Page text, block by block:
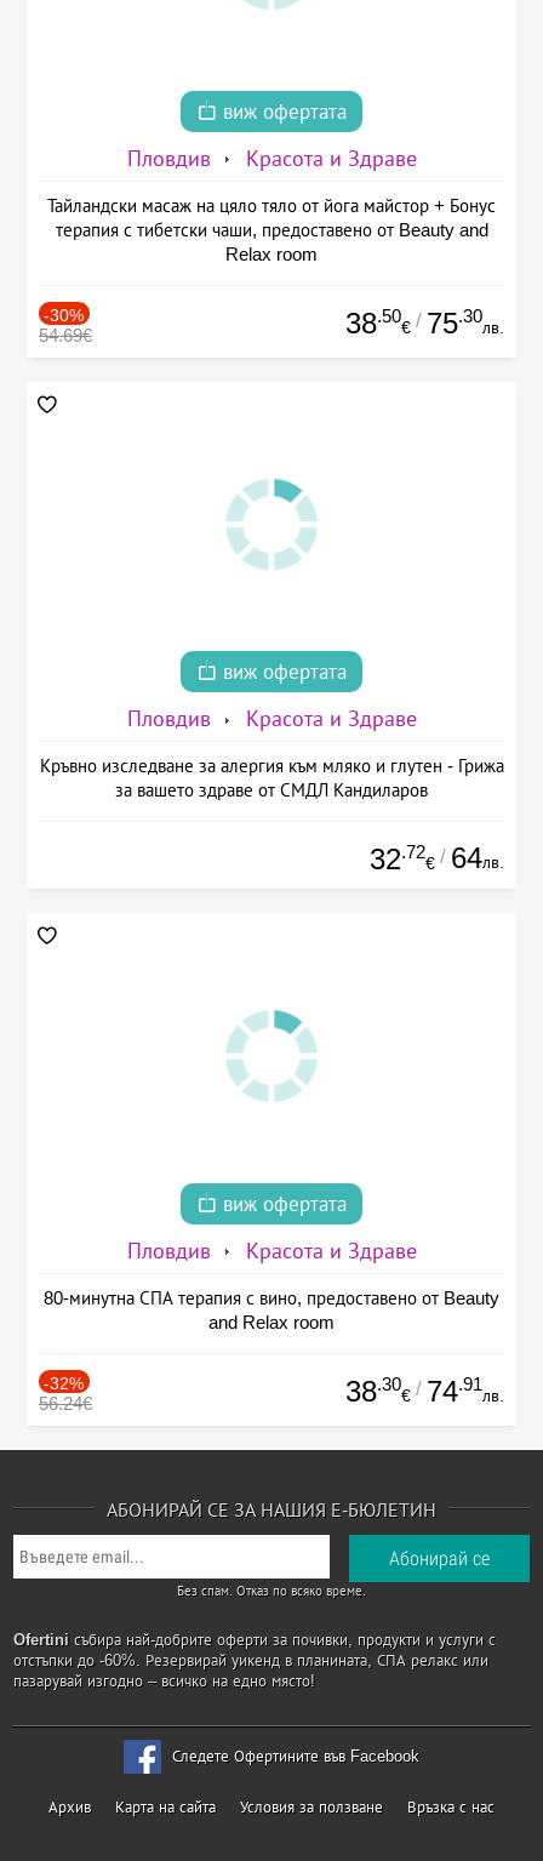
виж офертата
Пловдив Красота и Здраве
Тайландски масаж на цяло тяло от йога майстор + Бонус
терапия с тибетски чаши, предоставено от Beauty and
Relax room
-30%
54.69€ 38.50
€ / 75.30
лв.
виж офертата
Пловдив Красота и Здраве
Кръвно изследване за алергия към мляко и глутен - Грижа
за вашето здраве от СМДЛ Кандиларов
32.72
€ / 64лв.
виж офертата
Пловдив Красота и Здраве
80-минутна СПА терапия с вино, предоставено от Beauty
and Relax room
-32%
56.24€ 38.30
€ / 74.91
лв.
АБОНИРАЙ СЕ ЗА НАШИЯ Е-БЮЛЕТИН
Без спам. Отказ по всяко време.
Ofertini събира най-добрите оферти за почивки, продукти и услуги с
отстъпки до -60%. Резервирай уикенд в планината, СПА релакс или
пазарувай изгодно – всичко на едно място!
Следете Офертините във Facebook
Архив Карта на сайта Условия за ползване Връзка с нас